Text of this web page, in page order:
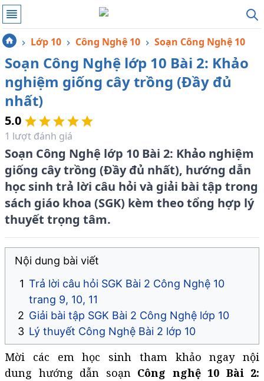
Lớp 10 Công Nghệ 10 Soạn Công Nghệ 10
Soạn Công Nghệ lớp 10 Bài 2: Khảo
nghiệm giống cây trồng (Đầy đủ
nhất)
Soạn Công Nghệ lớp 10 Bài 2: Khảo nghiệm
giống cây trồng (Đầy đủ nhất), hướng dẫn
học sinh trả lời câu hỏi và giải bài tập trong
sách giáo khoa (SGK) kèm theo tổng hợp lý
thuyết trọng tâm.
5.0
1 lượt đánh giá
Nội dung bài viết
Trả lời câu hỏi SGK Bài 2 Công Nghệ 10
trang 9, 10, 11
Giải bài tập SGK Bài 2 Công Nghệ lớp 10
Lý thuyết Công Nghệ Bài 2 lớp 10
Mời các em học sinh tham khảo ngay nội
dung hướng dẫn soạn Công nghệ 10 Bài 2: